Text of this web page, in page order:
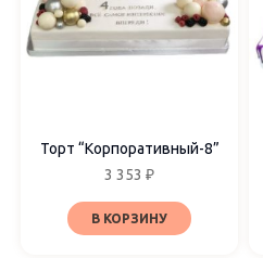
Декор
Ягоды
Ярусов
Торт “Корпоративный-8”
3 353 ₽
В КОРЗИНУ